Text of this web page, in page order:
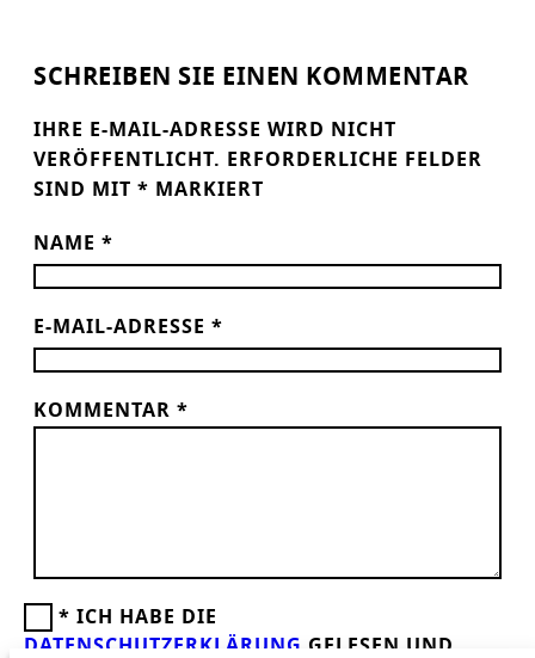
SCHREIBEN SIE EINEN KOMMENTAR
IHRE E-MAIL-ADRESSE WIRD NICHT
VERÖFFENTLICHT.
ERFORDERLICHE FELDER
SIND MIT * MARKIERT
NAME *
E-MAIL-ADRESSE *
KOMMENTAR *
* ICH HABE DIE
DATENSCHUTZERKLÄRUNG GELESEN UND